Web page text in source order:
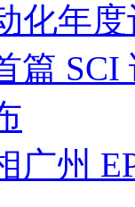
化年
篇
广州